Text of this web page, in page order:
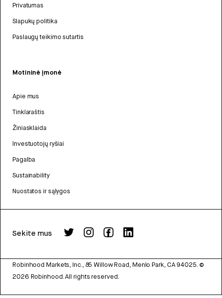
Privatumas
Slapukų politika
Paslaugų teikimo sutartis
Motininė įmonė
Apie mus
Tinklaraštis
Žiniasklaida
Investuotojų ryšiai
Pagalba
Sustainability
Nuostatos ir sąlygos
Sekite mus
Robinhood Markets, Inc., 85 Willow Road, Menlo Park, CA 94025. ©
2026 Robinhood. All rights reserved.